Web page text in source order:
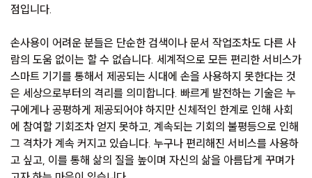
점입니다.
손사용이 어려운 분들은 단순한 검색이나 문서 작업조차도 다른 사
람의 도움 없이는 할 수 없습니다. 세계적으로 모든 편리한 서비스가
스마트 기기를 통해서 제공되는 시대에 손을 사용하지 못한다는 것
은 세상으로부터의 격리를 의미합니다. 빠르게 발전하는 기술은 누
구에게나 공평하게 제공되어야 하지만 신체적인 한계로 인해 사회
에 참여할 기회조차 얻지 못하고, 계속되는 기회의 불평등으로 인해
그 격차가 계속 커지고 있습니다. 누구나 편리해진 서비스를 사용하
고 싶고, 이를 통해 삶의 질을 높이며 자신의 삶을 아름답게 꾸며가